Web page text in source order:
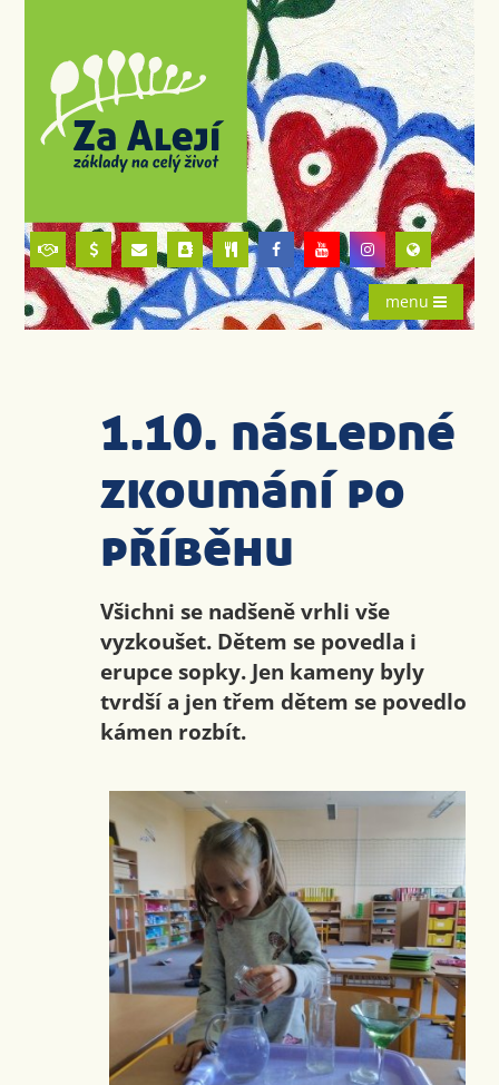
menu
1.10. následné
zkoumání po
příběhu
Všichni se nadšeně vrhli vše
vyzkoušet. Dětem se povedla i
erupce sopky. Jen kameny byly
tvrdší a jen třem dětem se povedlo
kámen rozbít.